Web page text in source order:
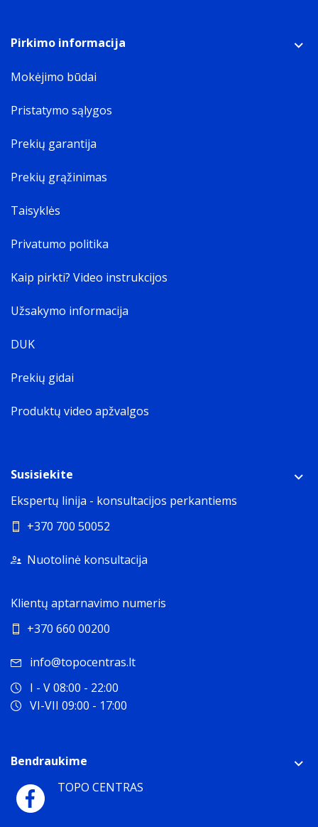
Pirkimo informacija
Mokėjimo būdai
Pristatymo sąlygos
Prekių garantija
Prekių grąžinimas
Taisyklės
Privatumo politika
Kaip pirkti? Video instrukcijos
Užsakymo informacija
DUK
Prekių gidai
Produktų video apžvalgos
Susisiekite
Ekspertų linija - konsultacijos perkantiems
+370 700 50052
Nuotolinė konsultacija
Klientų aptarnavimo numeris
+370 660 00200
info@topocentras.lt
I - V 08:00 - 22:00
VI-VII 09:00 - 17:00
Bendraukime
TOPO CENTRAS